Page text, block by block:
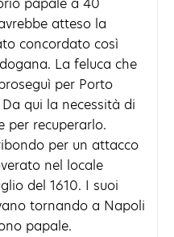
atteso la
concordato così
La feluca che
per Porto
qui la necessità di
per recuperarlo.
per un attacco
nel locale
del 1610. I suoi
tornando a Napoli
papale.